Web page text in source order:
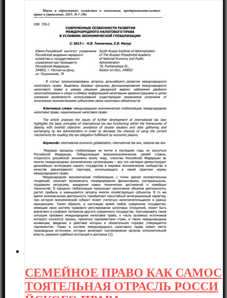
СЕМЕЙНОЕ ПРАВО КАК САМОС
ТОЯТЕЛЬНАЯ ОТРАСЛЬ РОССИ